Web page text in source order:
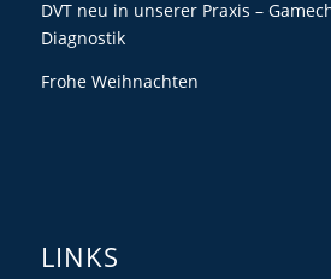
DVT neu in unserer Praxis –
Diagnostik
Frohe Weihnachten
LINKS